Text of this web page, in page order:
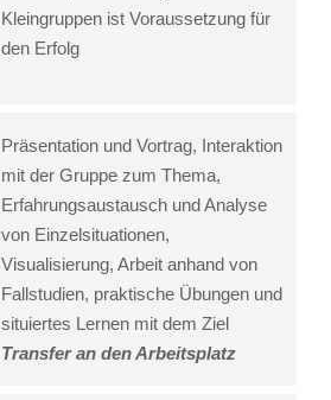
Kleingruppen ist Voraussetzung für
den Erfolg
Präsentation und Vortrag, Interaktion
mit der Gruppe zum Thema,
Erfahrungsaustausch und Analyse
von Einzelsituationen,
Visualisierung, Arbeit anhand von
Fallstudien, praktische Übungen und
situiertes Lernen mit dem Ziel
Transfer an den Arbeitsplatz